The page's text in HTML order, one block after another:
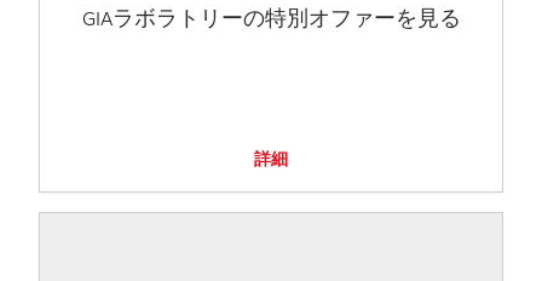
GIAラボラトリーの特別オファーを見る
詳細